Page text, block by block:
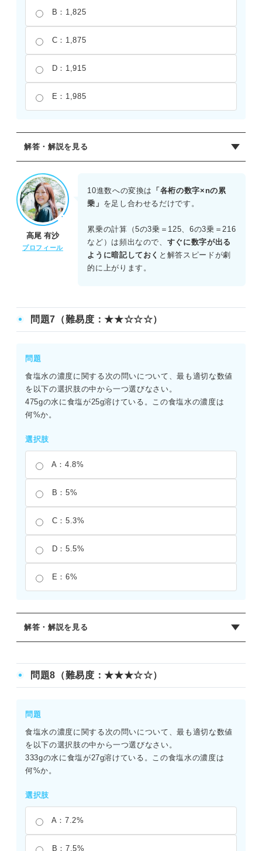
B：1,825
C：1,875
D：1,915
E：1,985
解答・解説を見る
正解：C
6進数の12,403を10進数に変換する。右から順に重みを考
えると、式は3×6^0＋0×6^1＋4×6^2＋2×6^3＋1×6^4＝3＋
0＋144＋432＋1296＝1,875となる。5桁の大きな数値にな
ると累乗の計算が複雑になるため、一つひとつの計算を丁
寧におこなう必要がある。特に6の4乗が1,296といった数値
を正確に算出できるかが、正解を導くための鍵となる。
高尾 有沙
プロフィール
10進数への変換は 「各桁の数字×nの累
乗」 を足し合わせるだけです。
累乗の計算（5の3乗＝125、6の3乗＝216
など）は頻出なので、 すぐに数字が出る
ように暗記しておく と解答スピードが劇
的に上がります。
問題7（難易度：★★☆☆☆）
問題
食塩水の濃度に関する次の問いについて、最も適切な数値
を以下の選択肢の中から一つ選びなさい。
475gの水に食塩が25g溶けている。この食塩水の濃度は
何%か。
選択肢
A：4.8%
B：5%
C：5.3%
D：5.5%
E：6%
解答・解説を見る
食塩水の濃度を求めるには、食塩の重さを、食塩と水の合
計の重さで割る必要がある。この問題では、25/（475＋
れいに割り切れる数値のため、落ち着いて計算をおこなう
ことが正解への近道となる。
問題8（難易度：★★★☆☆）
問題
食塩水の濃度に関する次の問いについて、最も適切な数値
を以下の選択肢の中から一つ選びなさい。
333gの水に食塩が27g溶けている。この食塩水の濃度は
何%か。
選択肢
A：7.2%
B：7.5%